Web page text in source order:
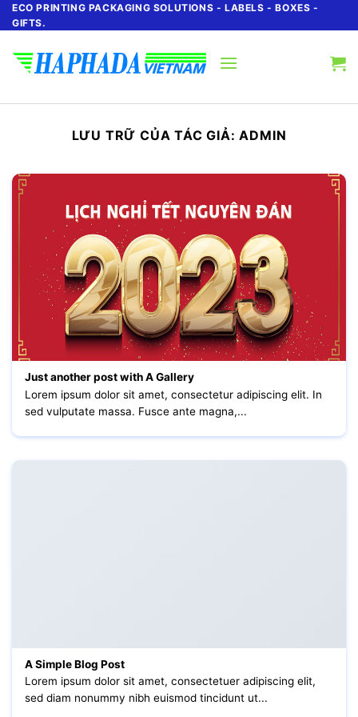
Chuyển
đến
nội
dung
ECO PRINTING PACKAGING SOLUTIONS - LABELS - BOXES -
GIFTS.
LƯU TRỮ CỦA TÁC GIẢ:ADMIN
Just another post with A Gallery
Lorem ipsum dolor sit amet, consectetur adipiscing elit. In
sed vulputate massa. Fusce ante magna,...
A Simple Blog Post
Lorem ipsum dolor sit amet, consectetuer adipiscing elit,
sed diam nonummy nibh euismod tincidunt ut...